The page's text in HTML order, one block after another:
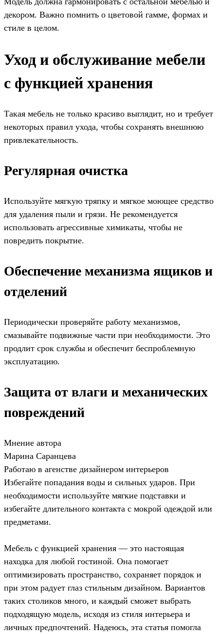
декором. Важно помнить о цветовой гамме, формах и
стиле в целом.
Уход и обслуживание мебели
с функцией хранения
Такая мебель не только красиво выглядит, но и требует
некоторых правил ухода, чтобы сохранять внешнюю
привлекательность.
Регулярная очистка
Используйте мягкую тряпку и мягкое моющее средство
для удаления пыли и грязи. Не рекомендуется
использовать агрессивные химикаты, чтобы не
повредить покрытие.
Обеспечение механизма ящиков и
отделений
Периодически проверяйте работу механизмов,
смазывайте подвижные части при необходимости. Это
продлит срок службы и обеспечит беспроблемную
эксплуатацию.
Защита от влаги и механических
повреждений
Мнение автора
Марина Саранцева
Работаю в агенстве дизайнером интерьеров
Избегайте попадания воды и сильных ударов. При
необходимости используйте мягкие подставки и
избегайте длительного контакта с мокрой одеждой или
предметами.
Мебель с функцией хранения — это настоящая
находка для любой гостиной. Она помогает
оптимизировать пространство, сохраняет порядок и
при этом радует глаз стильным дизайном. Вариантов
таких столиков много, и каждый сможет выбрать
подходящую модель, исходя из стиля интерьера и
личных предпочтений. Надеюсь, эта статья помогла